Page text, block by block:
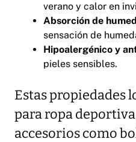
verano y calor en
Absorción de
sensación de
Hipoalergénico y
pieles sensibles.
Estas propiedades
para ropa
accesorios como